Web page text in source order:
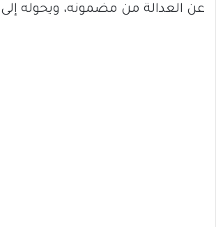
عن العدالة من مضمونه، ويحوله إلى